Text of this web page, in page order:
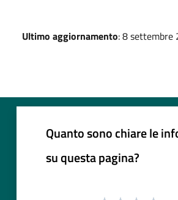
Ultimo aggiornamento: 8 settembre
Quanto sono chiare le
su questa pagina?